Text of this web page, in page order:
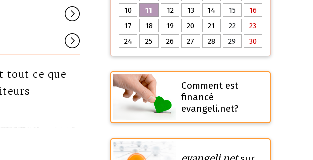
tout ce que
10
11 12 13 14 15
16
17
18 19 20 21 22
23
24
25 26 27 28 29 30
Comment est
financé
evangeli.net?